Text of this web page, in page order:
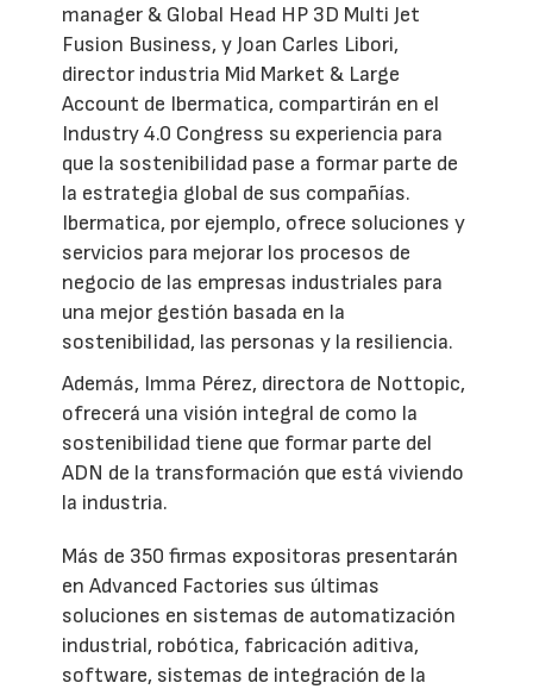
manager & Global Head HP 3D Multi Jet
Fusion Business, y Joan Carles Libori,
director industria Mid Market & Large
Account de Ibermatica, compartirán en el
Industry 4.0 Congress su experiencia para
que la sostenibilidad pase a formar parte de
la estrategia global de sus compañías.
Ibermatica, por ejemplo, ofrece soluciones y
servicios para mejorar los procesos de
negocio de las empresas industriales para
una mejor gestión basada en la
sostenibilidad, las personas y la resiliencia.
Además, Imma Pérez, directora de Nottopic,
ofrecerá una visión integral de como la
sostenibilidad tiene que formar parte del
ADN de la transformación que está viviendo
la industria.
Más de 350 firmas expositoras presentarán
en Advanced Factories sus últimas
soluciones en sistemas de automatización
industrial, robótica, fabricación aditiva,
software, sistemas de integración de la